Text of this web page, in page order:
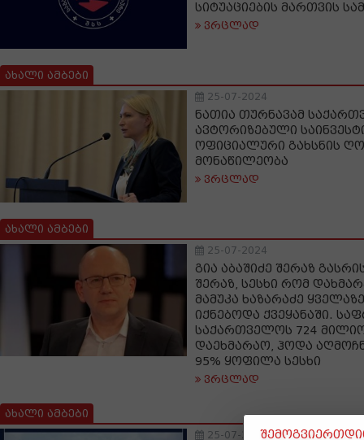
სიტუაციების მართვის
ვრცლად
ახალი ამბები
25-07-2024
ნათია თურნავამ
ავტორიზებული
ოფიციალური გახსნის
მონაწილეობა
ვრცლად
ახალი ამბები
25-07-2024
გია აბაშიძე შერაზ
შერაზ, სესხი რომ
მამუკა ხაზარაძე
იქნებოდა ქვეყანაში.
საქართველოს 724
დაეხმარაო, ჰოდა
95% ყოფილა სესხი
ვრცლად
ახალი ამბები
25-07-2024